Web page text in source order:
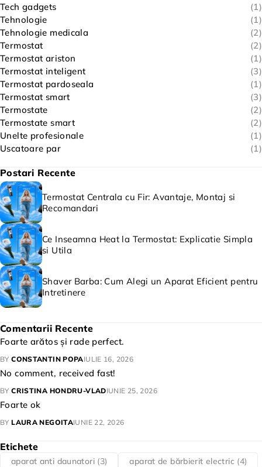
Tech gadgets
(1)
Tehnologie
(1)
Tehnologie medicala
(2)
Termostat
(2)
Termostat ariston
(1)
Termostat inteligent
(3)
Termostat pardoseala
(1)
Termostat smart
(3)
Termostate
(2)
Termostate smart
(2)
Unelte profesionale
(1)
Uscatoare par
(1)
Postari Recente
Termostat Centrala cu Fir: Avantaje, Montaj si
Recomandari
Ce Inseamna Heat la Termostat: Explicatie Simpla
si Utila
Shaver Barba: Cum Alegi un Aparat Eficient pentru
Intretinere
Comentarii Recente
Foarte arătos și rade perfect.
BY CONSTANTIN POPAIULIE 16, 2026
No comment, received fast!
BY CRISTINA HONDRU-VLADIUNIE 25, 2026
Foarte ok
BY LAURA NEGOITAIUNIE 22, 2026
Etichete
aparat anti daunatori(3) aparat de bărbierit electric (4)